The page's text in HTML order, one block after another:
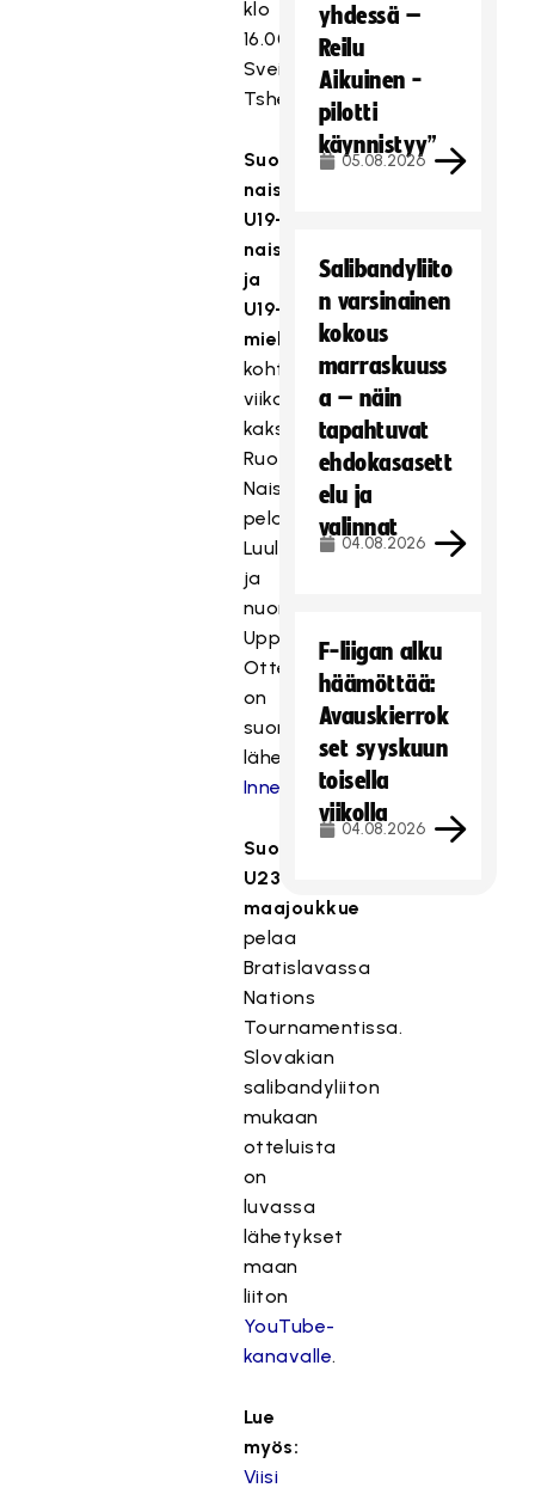
klo
16.00
Sveitsi–
Tshekki
Suomen
naiset,
U19-
naiset
ja
U19-
miehet
kohtaavat
viikonloppuna
kaksoismaaotteluissa
Ruotsin.
Naiset
pelaavat
Luulajassa
ja
nuoret
Uppsalassa.
Otteluista
on
suorat
lähetykset
InnebandyTV:ssä
Suomen
U23-
maajoukkue
pelaa
Bratislavassa
Nations
Tournamentissa.
Slovakian
salibandyliiton
mukaan
otteluista
on
luvassa
lähetykset
maan
liiton
YouTube-
kanavalle.
Lue
myös:
Viisi
yhdessä –
Reilu
Aikuinen -
pilotti
käynnistyy”
05.08.2026
Salibandyliito
n varsinainen
kokous
marraskuuss
a – näin
tapahtuvat
ehdokasasett
elu ja
valinnat
04.08.2026
F-liigan alku
häämöttää:
Avauskierrok
set syyskuun
toisella
viikolla
04.08.2026